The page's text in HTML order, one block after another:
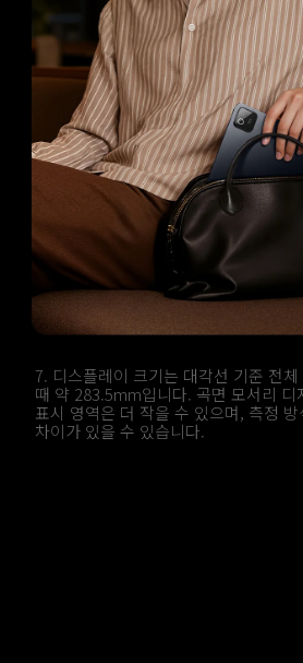
7. 디스플레이 크기는 대각선 기준 전
때 약 283.5mm입니다. 곡면 모서리 디
표시 영역은 더 작을 수 있으며, 측정
차이가 있을 수 있습니다.